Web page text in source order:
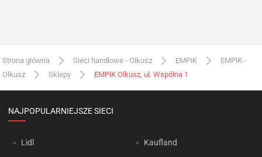
Strona główna Sieci handlowe - Olkusz EMPiK
EMPiK -
Olkusz
Sklepy EMPiK Olkusz, ul. Wspólna 1
NAJPOPULARNIEJSZE SIECI
Lidl Kaufland